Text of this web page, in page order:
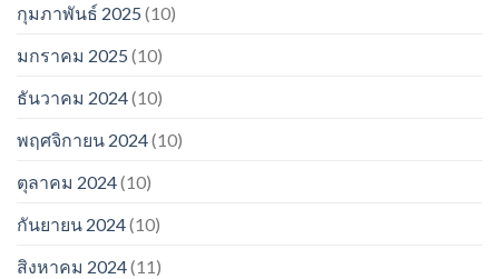
กุมภาพันธ์ 2025 (10)
มกราคม 2025 (10)
ธันวาคม 2024(10)
พฤศจิกายน 2024(10)
ตุลาคม 2024(10)
กันยายน 2024(10)
สิงหาคม 2024(11)